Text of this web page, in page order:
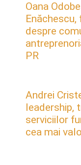
Oana
despre
PR
Andrei
leadership,
serviciilor
cea mai